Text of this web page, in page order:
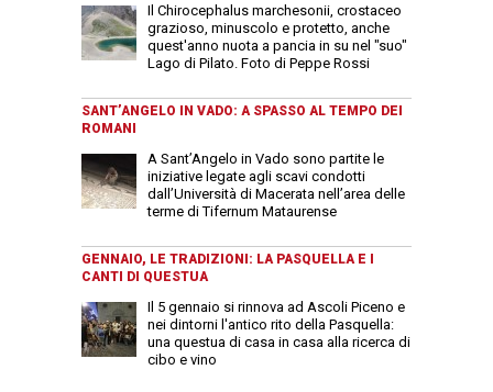
Il Chirocephalus marchesonii, crostaceo
grazioso, minuscolo e protetto, anche
quest'anno nuota a pancia in su nel "suo"
Lago di Pilato. Foto di Peppe Rossi
SANT’ANGELO IN VADO: A SPASSO AL TEMPO DEI
ROMANI
A Sant’Angelo in Vado sono partite le
iniziative legate agli scavi condotti
dall’Università di Macerata nell’area delle
terme di Tifernum Mataurense
GENNAIO, LE TRADIZIONI: LA PASQUELLA E I
CANTI DI QUESTUA
Il 5 gennaio si rinnova ad Ascoli Piceno e
nei dintorni l'antico rito della Pasquella:
una questua di casa in casa alla ricerca di
cibo e vino